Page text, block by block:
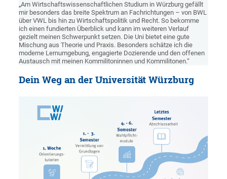
„Am Wirtschaftswissenschaftlichen Studium in Würzburg gefällt
mir besonders das breite Spektrum an Fachrichtungen – von BWL
über VWL bis hin zu Wirtschaftspolitik und Recht. So bekomme
ich einen fundierten Überblick und kann im weiteren Verlauf
gezielt meinen Schwerpunkt setzen. Die Uni bietet eine gute
Mischung aus Theorie und Praxis. Besonders schätze ich die
moderne Lernumgebung, engagierte Dozierende und den offenen
Austausch mit meinen Kommilitoninnen und Kommilitonen.“
Dein Weg an der Universität Würzburg